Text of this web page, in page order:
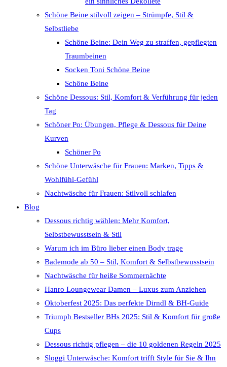
Schöne Beine stilvoll zeigen – Strümpfe, Stil &
Selbstliebe
Schöne Beine: Dein Weg zu straffen, gepflegten
Traumbeinen
Socken Toni Schöne Beine
Schöne Beine
Schöne Dessous: Stil, Komfort & Verführung für jeden
Tag
Schöner Po: Übungen, Pflege & Dessous für Deine
Kurven
Schöner Po
Schöne Unterwäsche für Frauen: Marken, Tipps &
Wohlfühl-Gefühl
Nachtwäsche für Frauen: Stilvoll schlafen
Blog
Dessous richtig wählen: Mehr Komfort,
Selbstbewusstsein & Stil
Warum ich im Büro lieber einen Body trage
Bademode ab 50 – Stil, Komfort & Selbstbewusstsein
Nachtwäsche für heiße Sommernächte
Hanro Loungewear Damen – Luxus zum Anziehen
Oktoberfest 2025: Das perfekte Dirndl & BH-Guide
Triumph Bestseller BHs 2025: Stil & Komfort für große
Cups
Dessous richtig pflegen – die 10 goldenen Regeln 2025
Sloggi Unterwäsche: Komfort trifft Style für Sie & Ihn